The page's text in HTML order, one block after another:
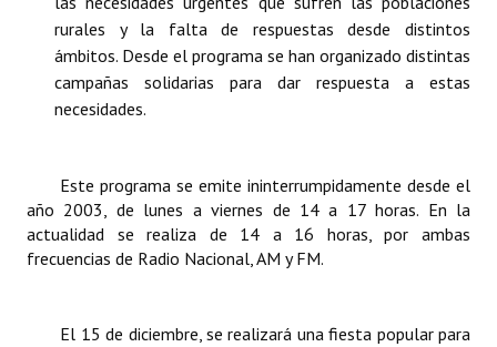
rurales y la falta de respuestas desde distintos
ámbitos. Desde el programa se han organizado distintas
campañas solidarias para dar respuesta a estas
necesidades.
Este programa se emite ininterrumpidamente desde el
año 2003, de lunes a viernes de 14 a 17 horas. En la
actualidad se realiza de 14 a 16 horas, por ambas
frecuencias de Radio Nacional, AM y FM.
El 15 de diciembre, se realizará una fiesta popular para